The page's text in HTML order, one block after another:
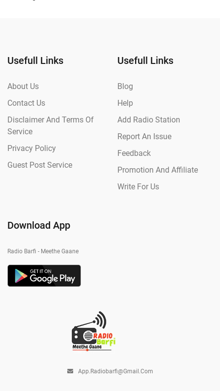
Usefull Links
About Us
Contact Us
Disclaimer And Terms Of
Service
Privacy Policy
Guest Post Service
Usefull Links
Blog
Help
Add Radio Station
Report An Issue
Feedback
Promotion And Affiliate
Write For Us
Download App
Radio Barfi - Meethe Gaane
App.radiobarfi@gmail.com